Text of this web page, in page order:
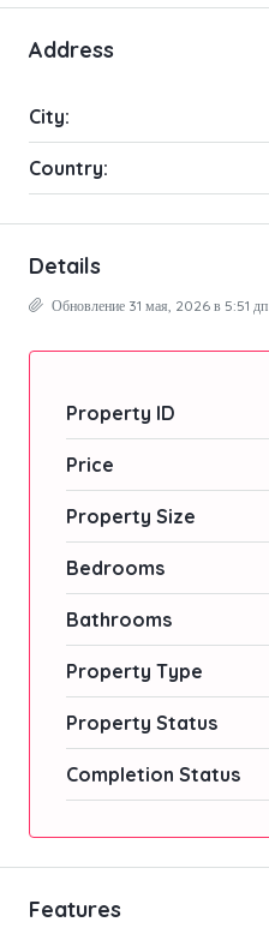
Address
City:
Country:
Details
Обновление 31 мая, 2026 в 5:51 дп
Property ID
Price
Property Size
Bedrooms
Bathrooms
Property Type
Property Status
Completion Status
Features